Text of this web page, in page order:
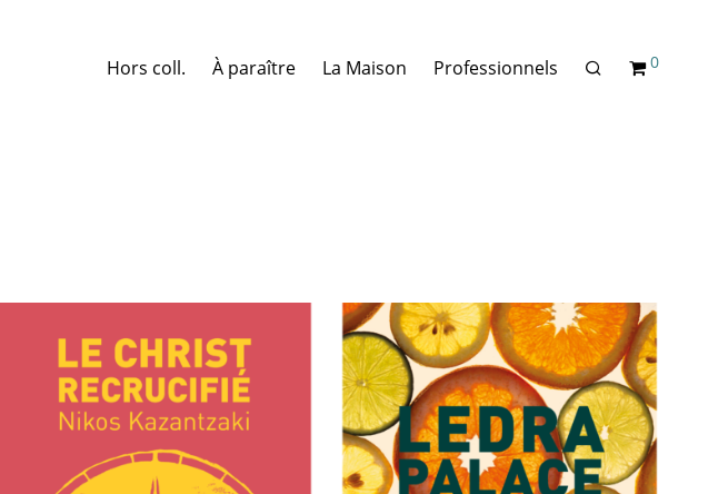
Hors coll. À paraître La Maison Professionnels 0